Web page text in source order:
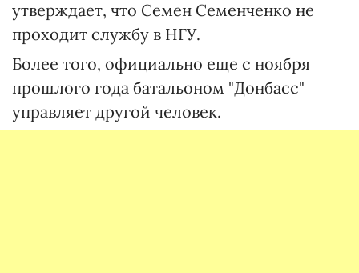
утверждает, что Семен Семенченко не
проходит службу в НГУ.
Более того, официально еще с ноября
прошлого года батальоном "Донбасс"
управляет другой человек.